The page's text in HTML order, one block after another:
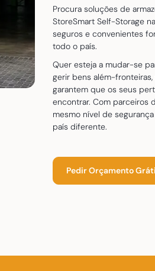
Procura soluções de
StoreSmart Self-Storage
seguros e convenientes
todo o país.
Quer esteja a mudar-se
gerir bens além-fronteiras,
garantem que os seus
encontrar. Com parceiros
mesmo nível de
país diferente.
Pedir Orçamento